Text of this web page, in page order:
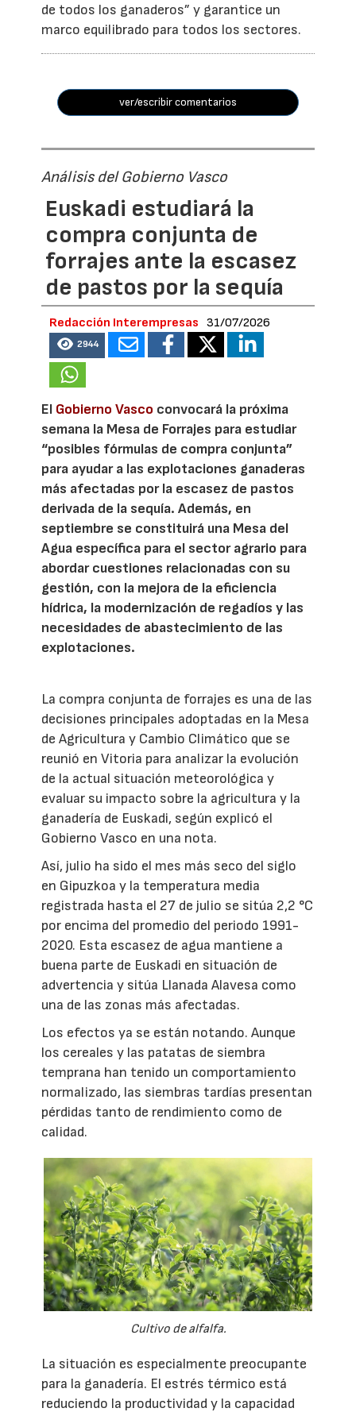
de todos los ganaderos” y garantice un
marco equilibrado para todos los sectores.
ver/escribir comentarios
Análisis del Gobierno Vasco
Euskadi estudiará la
compra conjunta de
forrajes ante la escasez
de pastos por la sequía
Redacción Interempresas 31/07/2026
2944
El Gobierno Vasco convocará la próxima
semana la Mesa de Forrajes para estudiar
“posibles fórmulas de compra conjunta”
para ayudar a las explotaciones ganaderas
más afectadas por la escasez de pastos
derivada de la sequía. Además, en
septiembre se constituirá una Mesa del
Agua específica para el sector agrario para
abordar cuestiones relacionadas con su
gestión, con la mejora de la eficiencia
hídrica, la modernización de regadíos y las
necesidades de abastecimiento de las
explotaciones.
La compra conjunta de forrajes es una de las
decisiones principales adoptadas en la Mesa
de Agricultura y Cambio Climático que se
reunió en Vitoria para analizar la evolución
de la actual situación meteorológica y
evaluar su impacto sobre la agricultura y la
ganadería de Euskadi, según explicó el
Gobierno Vasco en una nota.
Así, julio ha sido el mes más seco del siglo
en Gipuzkoa y la temperatura media
registrada hasta el 27 de julio se sitúa 2,2 °C
por encima del promedio del periodo 1991-
2020. Esta escasez de agua mantiene a
buena parte de Euskadi en situación de
advertencia y sitúa Llanada Alavesa como
una de las zonas más afectadas.
Los efectos ya se están notando. Aunque
los cereales y las patatas de siembra
temprana han tenido un comportamiento
normalizado, las siembras tardías presentan
pérdidas tanto de rendimiento como de
calidad.
Cultivo de alfalfa.
La situación es especialmente preocupante
para la ganadería. El estrés térmico está
reduciendo la productividad y la capacidad